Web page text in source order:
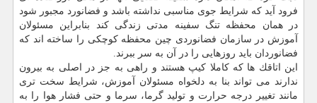
فرود آید كه شرایط جوی مناسبی نداشته باشد و فضانورد مجبور شود
در همان محفظه تنگ سفینه مدتی زندگی كند بنابراین مسئولان
آموزش در سازمان فضانوردی چین محفظه كوچكی را ساخته اند كه
فضانوردان باید روزهایی را در آن به سر ببرند.
این اتاقك ها كه كاملا كیپ هستند و راهی به جز در اصلی به بیرون
ندارند می تواند بنا به دلخواه مسئولان آموزش، شرایط سخت تری
مانند تغییر درجه حرارت و تولید گرما، سرما و حتی فشار هوا را به